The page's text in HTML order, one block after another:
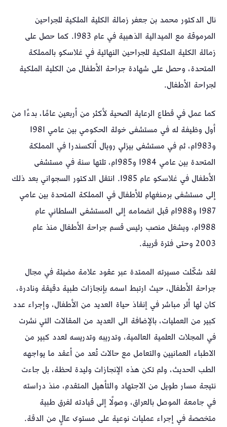
نال الدكتور محمد بن جعفر زمالة الكلية الملكية للجراحين
المرموقة مع الميدالية الذهبية في عام 1983. كما حصل على
زمالة الكلية الملكية للجراحين النهائية في غلاسكو بالمملكة
المتحدة، وحصل على شهادة جراحة الأطفال من الكلية الملكية
لجراحة الأطفال.
كما عمل في قطاع الرعاية الصحية لأكثر من أربعين عامًا، بدءًا من
أول وظيفة له في مستشفى خولة الحكومي بين عامي 1981
و1983م، ثم في مستشفى بيزلي رويال ألكسندرا في المملكة
المتحدة بين عامي 1984 و1985م، تلتها سنة في مستشفى
الأطفال في غلاسكو عام 1985. انتقل الدكتور السجواني بعد ذلك
إلى مستشفى برمنغهام للأطفال في المملكة المتحدة بين عامي
1987 و1988م قبل انضمامه إلى المستشفى السلطاني عام
1988م، ويشغل منصب رئيس قسم جراحة الأطفال منذ عام
2003 وحتى فترة قريبة.
لقد شكّلت مسيرته الممتدة عبر عقود علامة مضيئة في مجال
جراحة الأطفال، حيث ارتبط اسمه بإنجازات طبية دقيقة ونادرة،
كان لها أثر مباشر في إنقاذ حياة العديد من الأطفال، وإجراء عدد
كبير من العمليات، بالإضافة الى العديد من المقالات التي نشرت
في المجلات العلمية العالمية، وتدريبه وتدريسه لعدد كبير من
الاطباء العمانيين والتعامل مع حالات تُعد من أعقد ما يواجهه
الطب الحديث، ولم تكن هذه الإنجازات وليدة لحظة، بل جاءت
نتيجة مسار طويل من الاجتهاد والتأهيل المتقدم، منذ دراسته
في جامعة الموصل بالعراق، وصولًا إلى قيادته لفرق طبية
متخصصة في إجراء عمليات نوعية على مستوى عالٍ من الدقة.